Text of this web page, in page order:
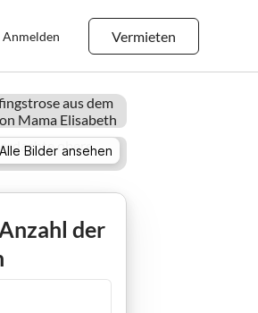
Vermieten
Anmelden
Alle Bilder ansehen
der